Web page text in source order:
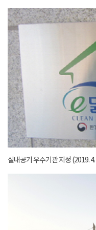
실내공기 우수기관 지정 (2019.